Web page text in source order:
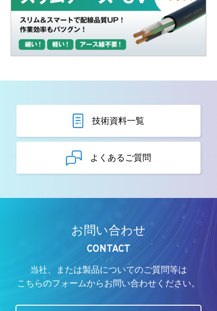
技術資料一覧
よくあるご質問
お問い合わせ
CONTACT
当社、または製品についてのご質問等は
こちらのフォームからお問い合わせください。